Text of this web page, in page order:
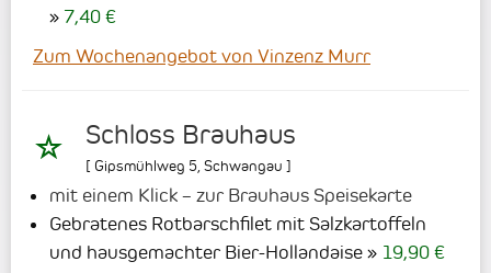
7,40 €
Zum Wochenangebot von Vinzenz Murr
Schloss Brauhaus
[ Gipsmühlweg 5 Schwangau ]
mit einem Klick – zur Brauhaus Speisekarte
Gebratenes Rotbarschfilet mit Salzkartoffeln
und hausgemachter Bier-Hollandaise
19,90 €